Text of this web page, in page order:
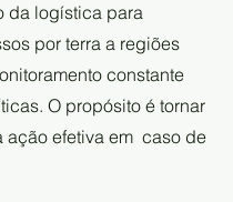
da logística para
por terra a regiões
constante
O propósito é tornar
ação efetiva em  caso de